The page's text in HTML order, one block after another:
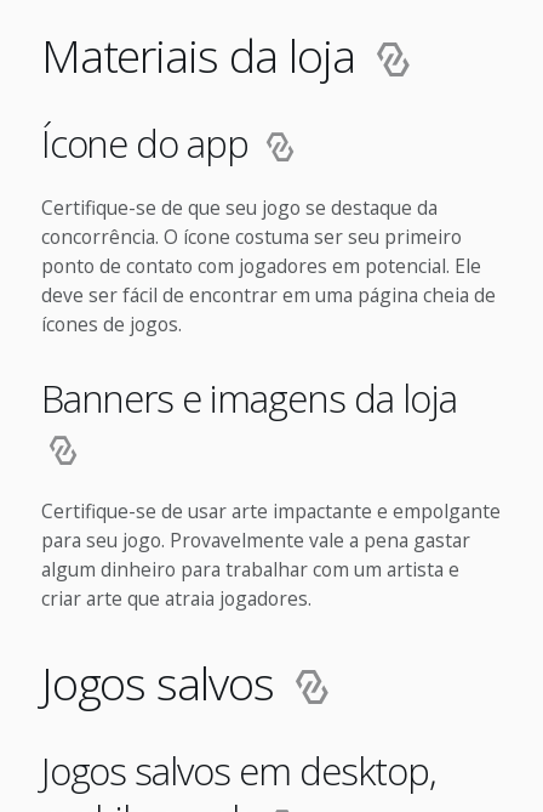
Materiais da loja
Ícone do app
Certifique-se de que seu jogo se destaque da
concorrência. O ícone costuma ser seu primeiro
ponto de contato com jogadores em potencial. Ele
deve ser fácil de encontrar em uma página cheia de
ícones de jogos.
Banners e imagens da loja
Certifique-se de usar arte impactante e empolgante
para seu jogo. Provavelmente vale a pena gastar
algum dinheiro para trabalhar com um artista e
criar arte que atraia jogadores.
Jogos salvos
Jogos salvos em desktop,